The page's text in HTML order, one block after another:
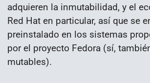
adquieren la inmutabilidad, y el
Red Hat en particular, así que se
preinstalado en los sistemas
por el proyecto Fedora (sí,
mutables).